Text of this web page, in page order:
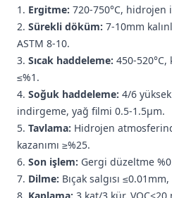
Ergitme: 720-750°C,
Sürekli döküm: 7-10mm
ASTM 8-10.
Sıcak haddeleme: 450-520°C,
≤%1.
Soğuk haddeleme: 4/6
indirgeme, yağ filmi 0.5-1.5μm.
Tavlama: Hidrojen
kazanımı ≥%25.
Son işlem: Gergi düzeltme
Dilme: Bıçak salgısı